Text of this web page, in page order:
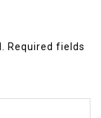
Required fields